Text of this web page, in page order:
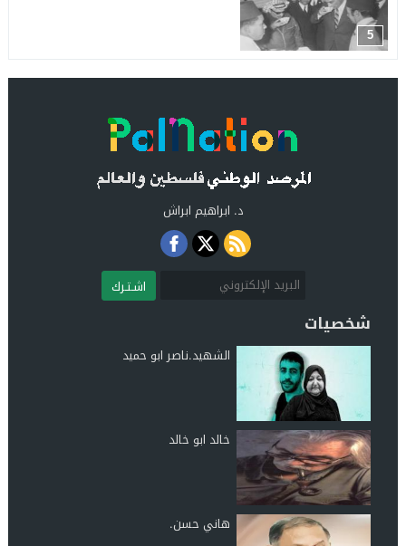
5
د. ابراهيم ابراش
اشـتـرك
شخصيات
الشهيد.ناصر ابو حميد
خالد ابو خالد
هاني حسن.